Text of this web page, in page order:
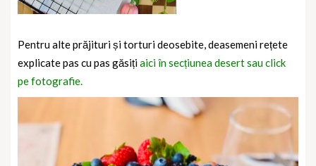
Pentru alte prăjituri și torturi deosebite, deasemeni rețete
explicate pas cu pas găsițiaici în secțiunea desert sau click
pe fotografie.